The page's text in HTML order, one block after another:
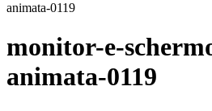
animata-0119
monitor-e-
animata-0119